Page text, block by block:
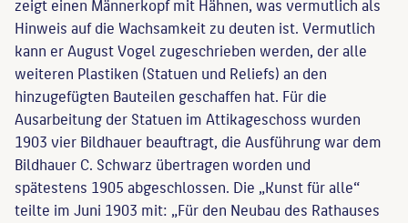
zeigt einen Männerkopf mit Hähnen, was vermutlich als
Hinweis auf die Wachsamkeit zu deuten ist. Vermutlich
kann er August Vogel zugeschrieben werden, der alle
weiteren Plastiken (Statuen und Reliefs) an den
hinzugefügten Bauteilen geschaffen hat. Für die
Ausarbeitung der Statuen im Attikageschoss wurden
1903 vier Bildhauer beauftragt, die Ausführung war dem
Bildhauer C. Schwarz übertragen worden und
spätestens 1905 abgeschlossen. Die „Kunst für alle“
teilte im Juni 1903 mit: „Für den Neubau des Rathauses